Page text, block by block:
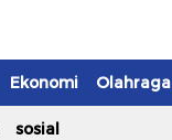
Terpercaya
Ekonomi Olahraga
sosial